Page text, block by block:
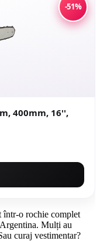
-51%
400mm, 16'',
într-o rochie complet
Mulți au
curaj vestimentar?